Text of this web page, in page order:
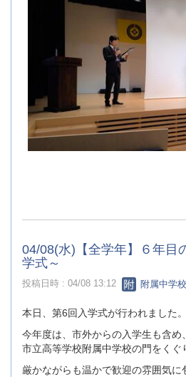
04/08(水)【全学年】６年目
学式～
投稿日時 : 04/08 13:12 附属中学校
本日、第6回入学式が行われました。
今年度は、市外からの入学生も含め
市立高等学校附属中学校の門をくぐ
厳かながらも温かで歓迎の雰囲気